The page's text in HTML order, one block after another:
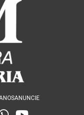
ANUNCIE